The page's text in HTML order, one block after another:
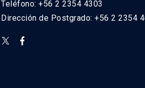
Teléfono: +56 2 2354 4303
Dirección de Postgrado: +56 2 2354